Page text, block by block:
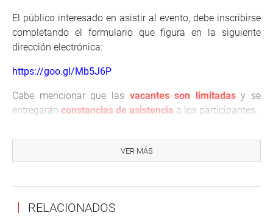
El público interesado en asistir al evento, debe inscribirse
completando el formulario que figura en la siguiente
dirección electrónica:
https://goo.gl/Mb5J6P
Cabe mencionar que las vacantes son limitadasy se
entregarán constancias de asistencia a los participantes.
contactarse con el siguiente correo electrónico:
jarana@congreso.gob.pe; o con el número telefónico:
VER MÁS
RELACIONADOS